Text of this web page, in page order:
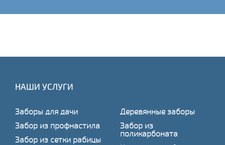
НАШИ УСЛУГИ
Заборы для дачи
Забор из профнастила
Забор из сетки рабицы
Деревянные заборы
Забор из
поликарбоната